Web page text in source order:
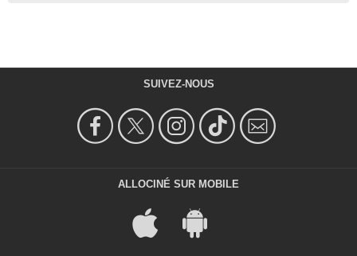
SUIVEZ-NOUS
ALLOCINÉ SUR MOBILE